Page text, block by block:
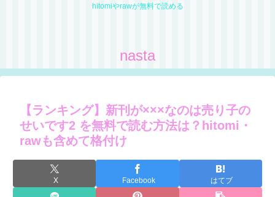
hitomiやrawが無料で読める
nasta
【ランキング】新刊が×××なのは売り子の
せいです2 を無料で読む方法は？hitomi・
rawも含めて格付け
X Facebook はてブ